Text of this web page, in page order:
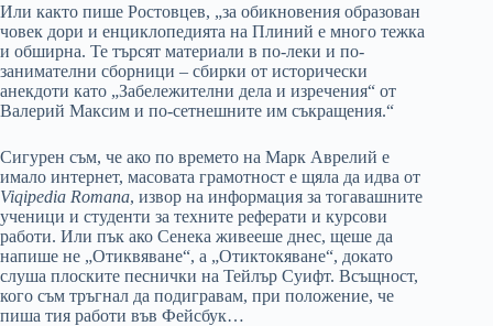
Или както пише Ростовцев, „за обикновения образован
човек дори и енциклопедията на Плиний е много тежка
и обширна. Те търсят материали в по-леки и по-
занимателни сборници – сбирки от исторически
анекдоти като „Забележителни дела и изречения“ от
Валерий Максим и по-сетнешните им съкращения.“
Сигурен съм, че ако по времето на Марк Аврелий е
имало интернет, масовата грамотност е щяла да идва от
Viqipedia Romana, извор на информация за тогавашните
ученици и студенти за техните реферати и курсови
работи. Или пък ако Сенека живееше днес, щеше да
напише не „Отиквяване“, а „Отиктокяване“, докато
слуша плоските песнички на Тейлър Суифт. Всъщност,
кого съм тръгнал да подигравам, при положение, че
пиша тия работи във Фейсбук…